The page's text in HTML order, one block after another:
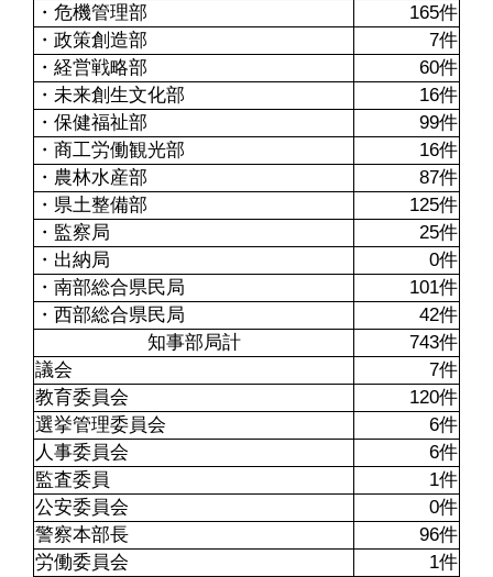
・危機管理部
165件
・政策創造部
7件
・経営戦略部
60件
・未来創生文化部
16件
・保健福祉部
99件
・商工労働観光部
16件
・農林水産部
87件
・県土整備部
125件
・監察局
25件
・出納局
0件
・南部総合県民局
101件
・西部総合県民局
42件
知事部局計
743件
議会
7件
教育委員会
120件
選挙管理委員会
6件
人事委員会
6件
監査委員
1件
公安委員会
0件
警察本部長
96件
労働委員会
1件